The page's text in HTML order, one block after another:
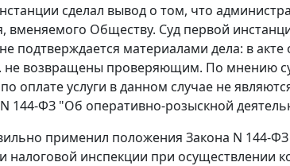
сделал вывод о том, что
Обществу. Суд первой
подтверждается материалами дела: в акте
не возвращены проверяющим. По мнению
оплате услуги в данном случае не
144-ФЗ "Об оперативно-розыскной
применил положения Закона N 144-
инспекции при осуществлении